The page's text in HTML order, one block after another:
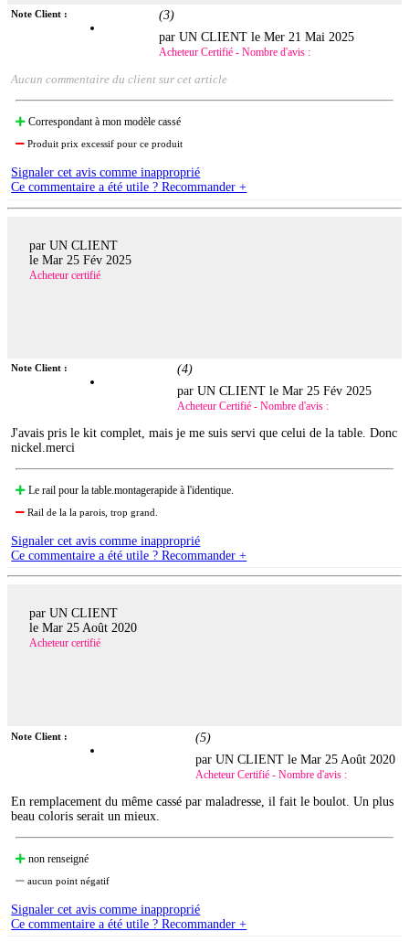
Note Client : (3)
par UN CLIENT leMer 21 Mai 2025
Acheteur Certifié - Nombre d'avis :
Aucun commentaire du client sur cet article
Correspondant à mon modèle cassé
Produit prix excessif pour ce produit
Signaler cet avis comme inapproprié
Ce commentaire a été utile ? Recommander +
par UN CLIENT
le Mar 25 Fév 2025
Acheteur certifié
Note Client : (4)
par UN CLIENT leMar 25 Fév 2025
Acheteur Certifié - Nombre d'avis :
J'avais pris le kit complet, mais je me suis servi que celui de la table. Donc
nickel.merci
Le rail pour la table.montagerapide à l'identique.
Rail de la la parois, trop grand.
Signaler cet avis comme inapproprié
Ce commentaire a été utile ? Recommander +
par UN CLIENT
le Mar 25 Août 2020
Acheteur certifié
Note Client : (5)
par UN CLIENT leMar 25 Août 2020
Acheteur Certifié - Nombre d'avis :
En remplacement du même cassé par maladresse, il fait le boulot. Un plus
beau coloris serait un mieux.
non renseigné
aucun point négatif
Signaler cet avis comme inapproprié
Ce commentaire a été utile ? Recommander +